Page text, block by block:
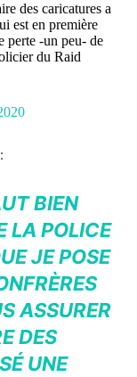
des caricatures a
est en première
perte -un peu- de
du Raid
BIEN
LA POLICE
JE POSE
ASSURER
DES
UNE